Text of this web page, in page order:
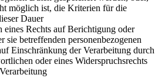
möglich ist, die Kriterien für die
Dauer
eines Rechts auf Berichtigung oder
sie betreffenden personenbezogenen
Einschränkung der Verarbeitung durch
oder eines Widerspruchsrechts